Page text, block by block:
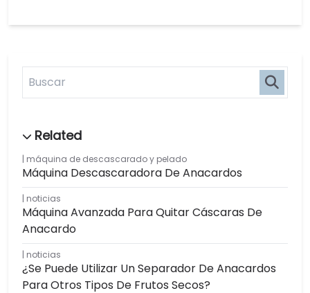
máquina de descascarado y pelado
Máquina Descascaradora De Anacardos
noticias
Máquina Avanzada Para Quitar Cáscaras De
Anacardo
noticias
¿Se Puede Utilizar Un Separador De Anacardos
Para Otros Tipos De Frutos Secos?